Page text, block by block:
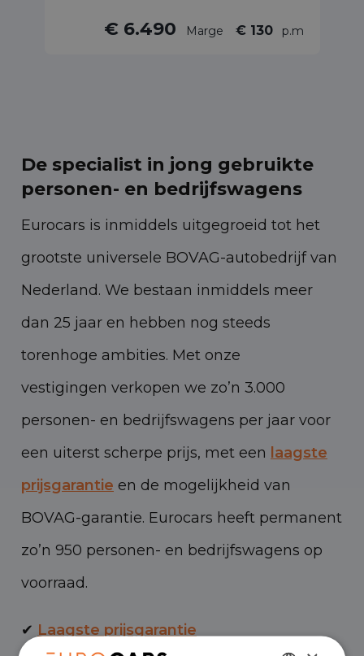
€ 6.490 Marge € 130 p.m
De specialist in jong gebruikte
personen- en bedrijfswagens
Eurocars is inmiddels uitgegroeid tot het
grootste universele BOVAG-autobedrijf van
Nederland. We bestaan inmiddels meer
dan 25 jaar en hebben nog steeds
torenhoge ambities. Met onze
vestigingen verkopen we zo’n 3.000
personen- en bedrijfswagens per jaar voor
een uiterst scherpe prijs, met een laagste
prijsgarantie en de mogelijkheid van
BOVAG-garantie. Eurocars heeft permanent
zo’n 950 personen- en bedrijfswagens op
voorraad.
✔ Laagste prijsgarantie